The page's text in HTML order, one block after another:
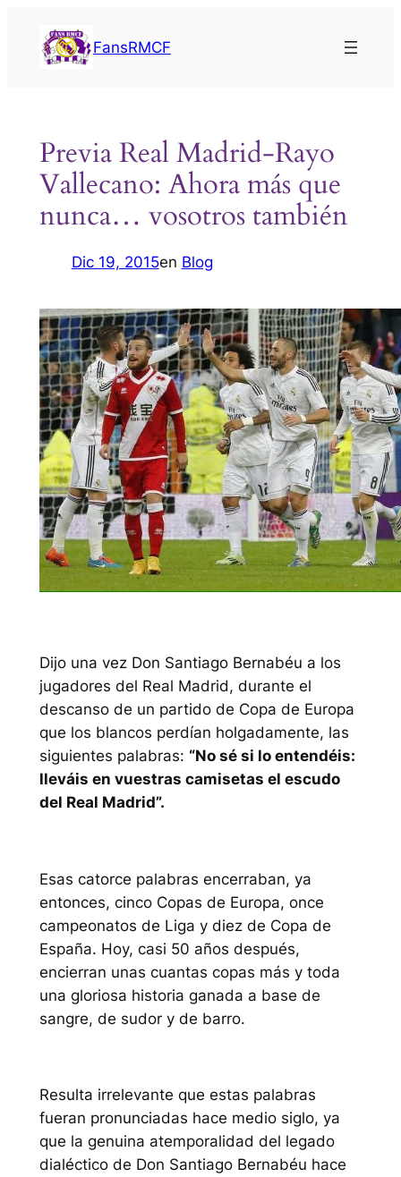
contenido
FansRMCF
Previa Real Madrid-Rayo
Vallecano: Ahora más que
nunca… vosotros también
Dic 19, 2015en Blog
Dijo una vez Don Santiago Bernabéu a los
jugadores del Real Madrid, durante el
descanso de un partido de Copa de Europa
que los blancos perdían holgadamente, las
siguientes palabras: “No sé si lo entendéis:
lleváis en vuestras camisetas el escudo
del Real Madrid”.
Esas catorce palabras encerraban, ya
entonces, cinco Copas de Europa, once
campeonatos de Liga y diez de Copa de
España. Hoy, casi 50 años después,
encierran unas cuantas copas más y toda
una gloriosa historia ganada a base de
sangre, de sudor y de barro.
Resulta irrelevante que estas palabras
fueran pronunciadas hace medio siglo, ya
que la genuina atemporalidad del legado
dialéctico de Don Santiago Bernabéu hace